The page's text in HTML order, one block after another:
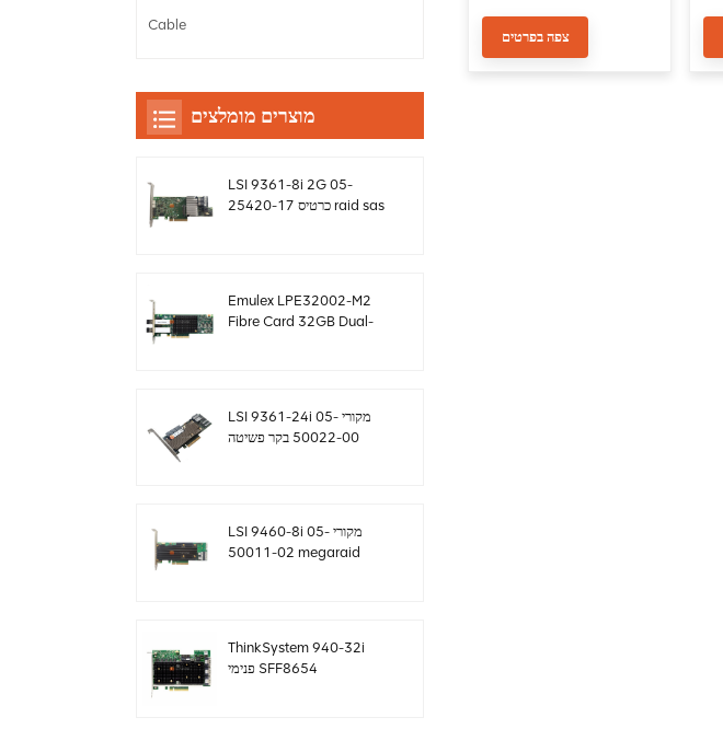
צפה בפרטים
Cable
מוצרים מומלצים
LSI 9361-8i 2G 05-
25420-17 כרטיס raid sas
Emulex LPE32002-M2
Fibre Card 32GB Dual-
LSI 9361-24i מקורי 05-
50022-00 בקר פשיטה
LSI 9460-8i מקורי 05-
50011-02 megaraid
ThinkSystem 940-32i
פנימי SFF8654